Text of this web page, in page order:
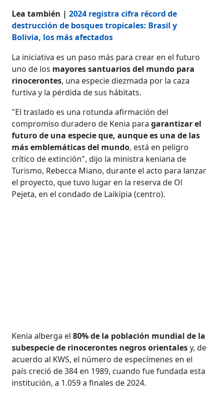
Lea también |2024 registra cifra récord de
destrucción de bosques tropicales: Brasil y
Bolivia, los más afectados
La iniciativa es un paso más para crear en el futuro
uno de los mayores santuarios del mundo para
rinocerontes, una especie diezmada por la caza
furtiva y la pérdida de sus hábitats.
"El traslado es una rotunda afirmación del
compromiso duradero de Kenia para garantizar el
futuro de una especie que, aunque es una de las
más emblemáticas del mundo, está en peligro
crítico de extinción", dijo la ministra keniana de
Turismo, Rebecca Miano, durante el acto para lanzar
el proyecto, que tuvo lugar en la reserva de Ol
Pejeta, en el condado de Laikipia (centro).
Kenia alberga el 80% de la población mundial de la
subespecie de rinocerontes negros orientalesy, de
acuerdo al KWS, el número de especímenes en el
país creció de 384 en 1989, cuando fue fundada esta
institución, a 1.059 a finales de 2024.